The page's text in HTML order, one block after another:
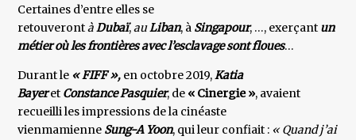
Certaines d’entre elles se
retouverontàDubaï,auLiban, à Singapour, …, exerçant un
métier où les frontières avec l’esclavage sont floues…
Durant le « FIFF », en octobre 2019,Katia
Bayeret Constance Pasquier, de « Cinergie », avaient
recueilli les impressions de la cinéaste
vienmamienne Sung-A Yoon, qui leur confiait : « Quand j’ai